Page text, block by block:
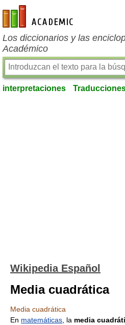
es-academic.com
Los diccionarios y las
Académico
interpretaciones
Wikipedia Español
Media cuadrática
Media cuadrática
En matemáticas , la media